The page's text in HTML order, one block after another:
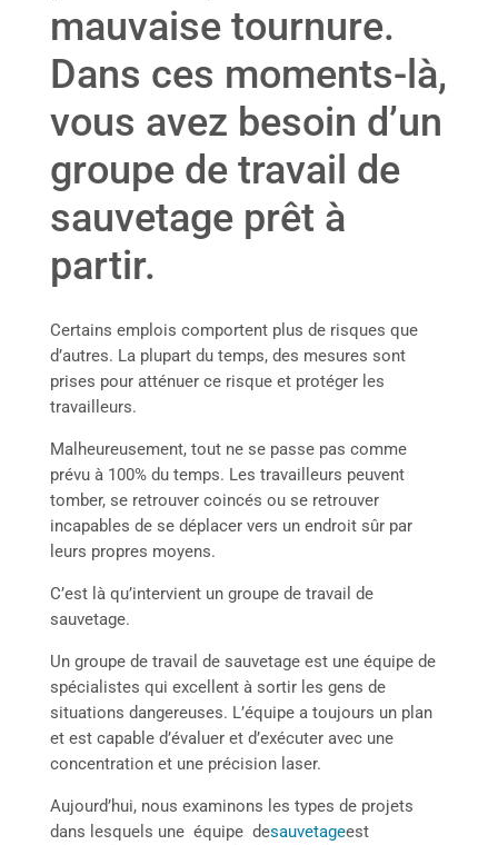
mauvaise tournure.
Dans ces moments-là,
vous avez besoin d’un
groupe de travail de
sauvetage prêt à
partir.
Certains emplois comportent plus de risques que
d’autres. La plupart du temps, des mesures sont
prises pour atténuer ce risque et protéger les
travailleurs.
Malheureusement, tout ne se passe pas comme
prévu à 100% du temps. Les travailleurs peuvent
tomber, se retrouver coincés ou se retrouver
incapables de se déplacer vers un endroit sûr par
leurs propres moyens.
C’est là qu’intervient un groupe de travail de
sauvetage.
Un groupe de travail de sauvetage est une équipe de
spécialistes qui excellent à sortir les gens de
situations dangereuses. L’équipe a toujours un plan
et est capable d’évaluer et d’exécuter avec une
concentration et une précision laser.
Aujourd’hui, nous examinons les types de projets
dans lesquels une équipe desauvetageest